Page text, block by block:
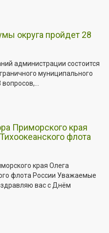
округа пройдет 28
администрации состоится
муниципального
Приморского края
флота
края Олега
флота России Уважаемые
вас с Днём